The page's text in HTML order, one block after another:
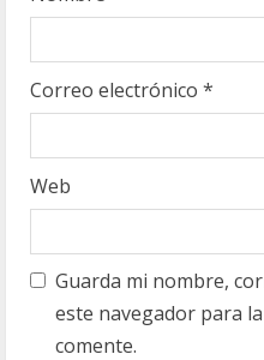
Correo electrónico *
Web
Guarda mi nombre,
este navegador para
comente.